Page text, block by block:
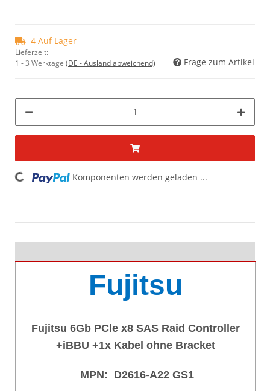
4 Auf Lager
Lieferzeit:
1 - 3 Werktage (DE - Ausland abweichend) Frage zum Artikel
Loading... Komponenten werden geladen ...
Fujitsu
Fujitsu 6Gb PCle x8 SAS Raid Controller
+iBBU +1x Kabel ohne Bracket
MPN: D2616-A22 GS1